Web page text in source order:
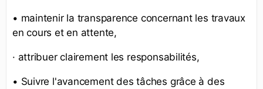
• maintenir la transparence concernant les travaux
en cours et en attente,
· attribuer clairement les responsabilités,
• Suivre l'avancement des tâches grâce à des